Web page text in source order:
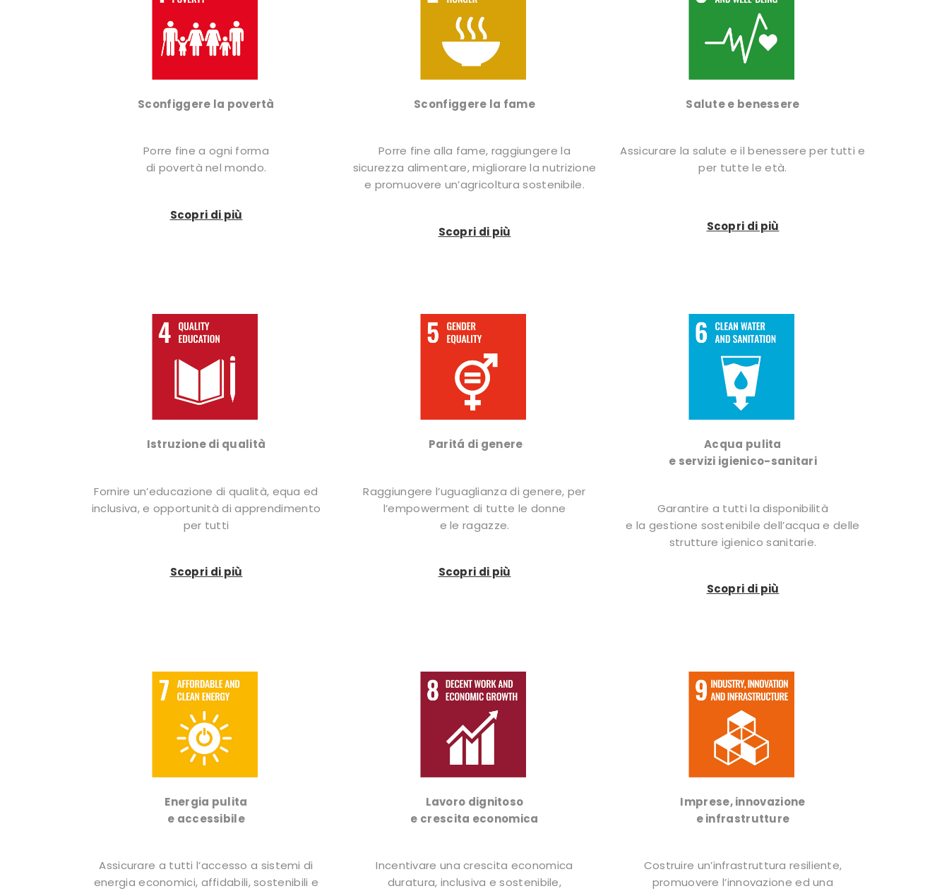
Sconfiggere la povertà
Porre fine a ogni forma
di povertà nel mondo.
Scopri di più
Sconfiggere la fame
Porre fine alla fame, raggiungere la
sicurezza alimentare, migliorare la nutrizione
e promuovere un’agricoltura sostenibile.
Scopri di più
Salute e benessere
Assicurare la salute e il benessere per tutti e
per tutte le età.
Scopri di più
Istruzione di qualità
Fornire un’educazione di qualità, equa ed
inclusiva, e opportunità di apprendimento
per tutti
Scopri di più
Paritá di genere
Raggiungere l’uguaglianza di genere, per
l’empowerment di tutte le donne
e le ragazze.
Scopri di più
Acqua pulita
e servizi igienico-sanitari
Garantire a tutti la disponibilità
e la gestione sostenibile dell’acqua e delle
strutture igienico sanitarie.
Scopri di più
Energia pulita
e accessibile
Assicurare a tutti l’accesso a sistemi di
energia economici, affidabili, sostenibili e
Lavoro dignitoso
e crescita economica
Incentivare una crescita economica
duratura, inclusiva e sostenibile,
Imprese, innovazione
e infrastrutture
Costruire un’infrastruttura resiliente,
promuovere l’innovazione ed una